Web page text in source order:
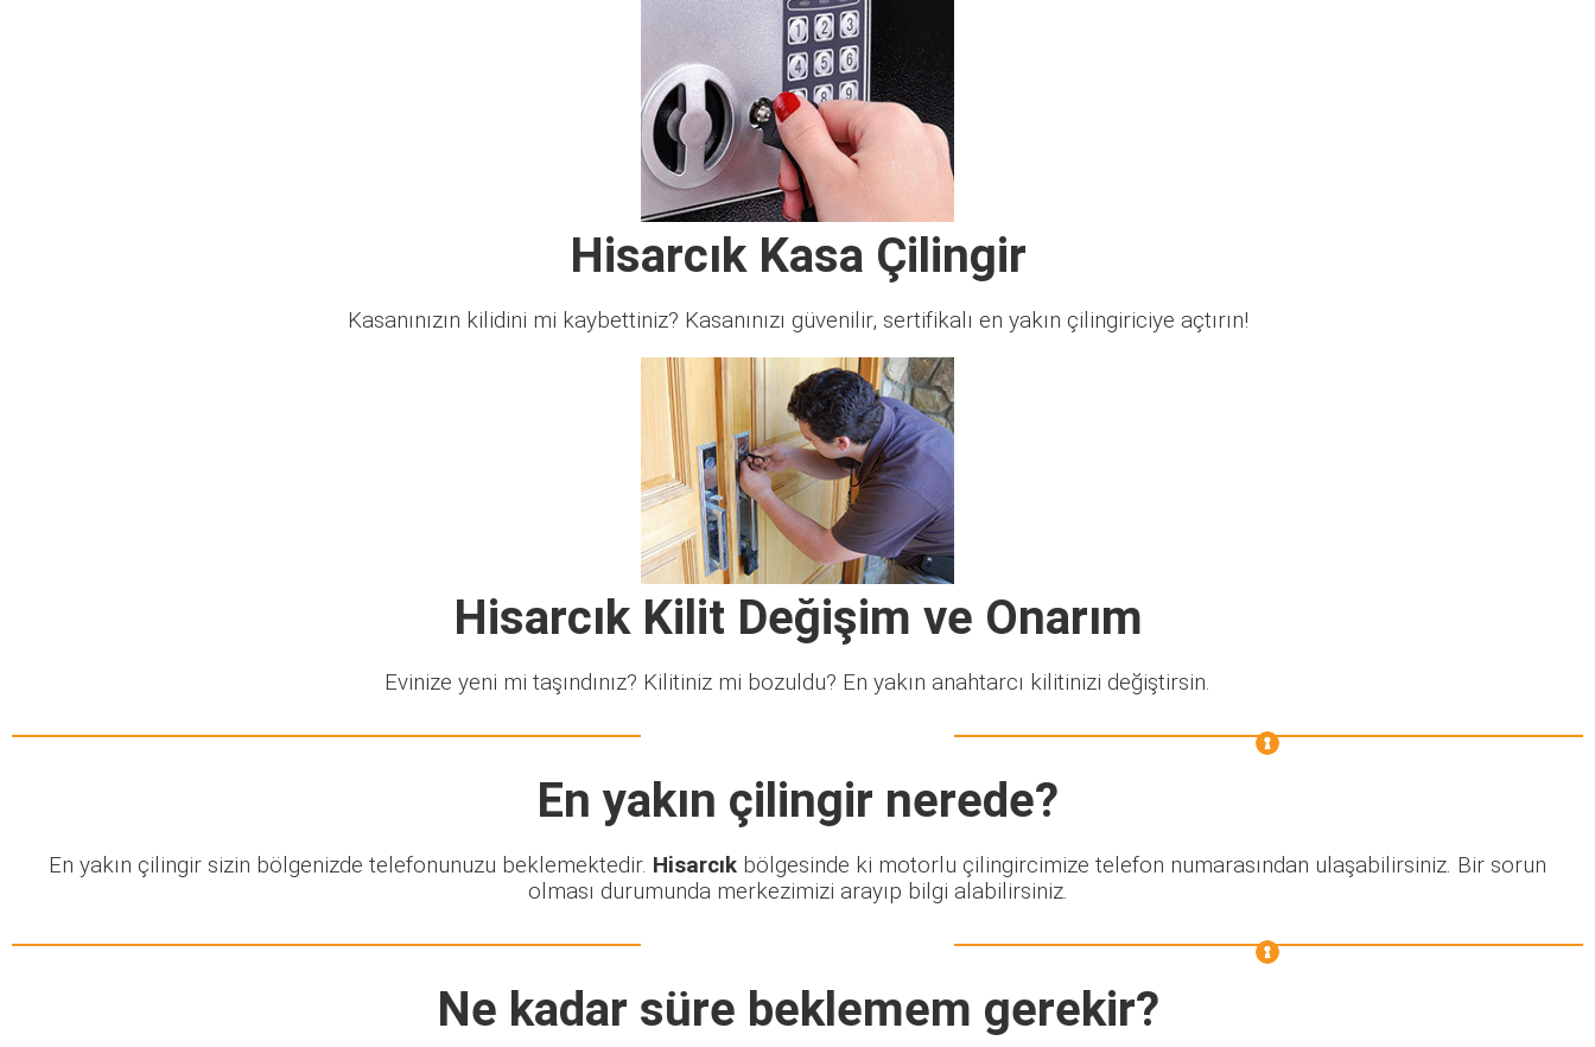
Hisarcık Kasa Çilingir
Kasanınızın kilidini mi kaybettiniz? Kasanınızı güvenilir, sertifikalı en yakın çilingiriciye açtırın!
Hisarcık Kilit Değişim ve Onarım
Evinize yeni mi taşındınız? Kilitiniz mi bozuldu? En yakın anahtarcı kilitinizi değiştirsin.
En yakın çilingir nerede?
En yakın çilingir sizin bölgenizde telefonunuzu beklemektedir. Hisarcık bölgesinde ki motorlu çilingircimize telefon numarasından ulaşabilirsiniz. Bir sorun
olması durumunda merkezimizi arayıp bilgi alabilirsiniz.
Ne kadar süre beklemem gerekir?